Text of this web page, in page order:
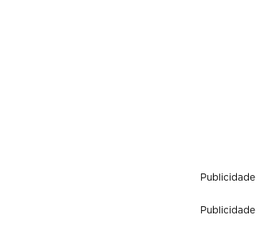
Publicidade
Publicidade